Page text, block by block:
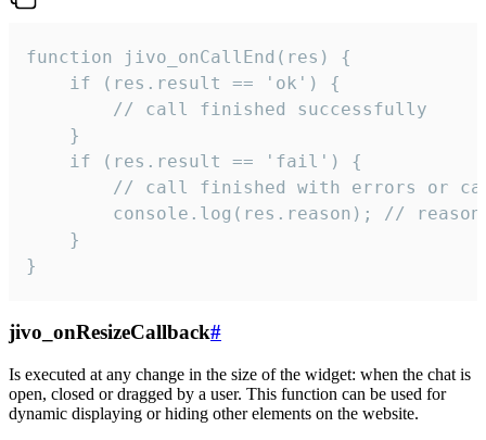
function jivo_onCallEnd(res) {
    if (res.result == 'ok') {
        // call finished successfully
    }
    if (res.result == 'fail') {
// call finished with errors or
console.log(res.reason); //
    }
}
jivo_onResizeCallback#
Is executed at any change in the size of the widget: when the chat is
open, closed or dragged by a user. This function can be used for
dynamic displaying or hiding other elements on the website.